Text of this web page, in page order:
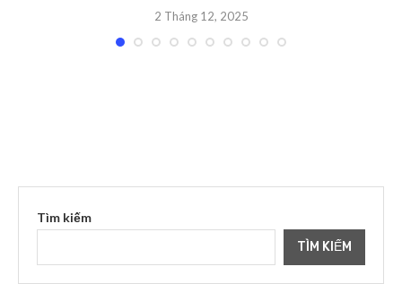
2 Tháng 12, 2025
Tìm kiếm
TÌM KIẾM